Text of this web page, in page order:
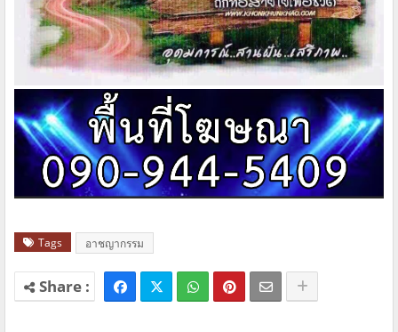
Tags อาชญากรรม